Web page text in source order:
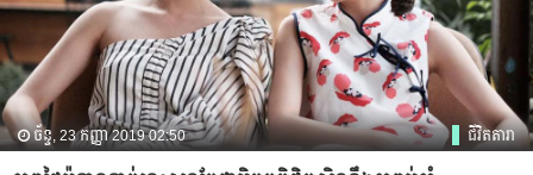
ច័ន្ទ, 23 កញ្ញា 2019 02:50 ជីវិតតារា